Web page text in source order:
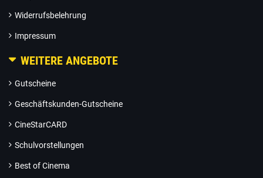
Widerrufsbelehrung
Impressum
WEITERE ANGEBOTE
Gutscheine
Geschäftskunden-Gutscheine
CineStarCARD
Schulvorstellungen
Best of Cinema